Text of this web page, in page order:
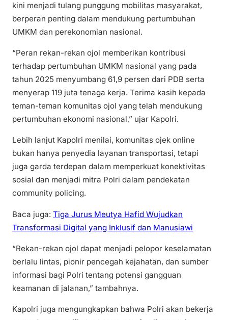
kini menjadi tulang punggung mobilitas masyarakat,
berperan penting dalam mendukung pertumbuhan
UMKM dan perekonomian nasional.
“Peran rekan-rekan ojol memberikan kontribusi
terhadap pertumbuhan UMKM nasional yang pada
tahun 2025 menyumbang 61,9 persen dari PDB serta
menyerap 119 juta tenaga kerja. Terima kasih kepada
teman-teman komunitas ojol yang telah mendukung
pertumbuhan ekonomi nasional,” ujar Kapolri.
Lebih lanjut Kapolri menilai, komunitas ojek online
bukan hanya penyedia layanan transportasi, tetapi
juga garda terdepan dalam memperkuat konektivitas
sosial dan menjadi mitra Polri dalam pendekatan
community policing.
Baca juga: Tiga Jurus Meutya Hafid Wujudkan
Transformasi Digital yang Inklusif dan Manusiawi
“Rekan-rekan ojol dapat menjadi pelopor keselamatan
berlalu lintas, pionir pencegah kejahatan, dan sumber
informasi bagi Polri tentang potensi gangguan
keamanan di jalanan,” tambahnya.
Kapolri juga mengungkapkan bahwa Polri akan bekerja